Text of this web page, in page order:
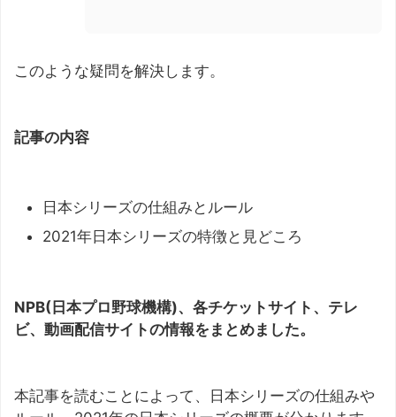
このような疑問を解決します。
記事の内容
日本シリーズの仕組みとルール
2021年日本シリーズの特徴と見どころ
NPB(日本プロ野球機構)、各チケットサイト、テレ
ビ、動画配信サイトの情報をまとめました。
本記事を読むことによって、日本シリーズの仕組みや